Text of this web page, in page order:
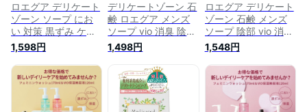
ロエグア デリケート
ゾーン ソープ にお
い 対策 黒ずみ ケア
フェミニンウォッシ
ュ vio 消臭 日本製 医
薬部外品 容器80ml
1,598円
デリケートゾーン 石
鹸 ロエグア メンズ
ソープ vio 消臭 陰部
男性用 ジャムウ 固
形 石けん 医薬部外
品 日本製 80g
1,498円
ロエグア デリケート
ゾーン 石鹸 メンズ
ソープ 陰部 vio 消臭
男性用 ジャムウ 石
けん 日本製
1,548円